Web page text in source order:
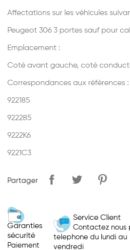
Affectations sur les véhicules
Peugeot 306 3 portes sauf pour
Emplacement :
Coté avant gauche, coté
Correspondances aux références :
922185
922285
9222K6
9221C3
Partager
Garanties
sécurité
Paiement
Service Client
Contactez nous
telephone du lundi au
vendredi